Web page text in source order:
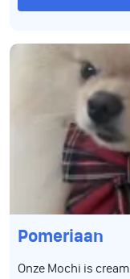
Pomeriaan
Onze Mochi is cream van kleur.